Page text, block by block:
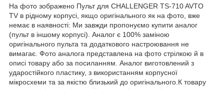
На фото зображено Пульт для CHALLENGER TS-710 AVTO
TV в рідному корпусі, якщо оригінального як на фото, вже
немає в наявності: Ми завжди пропонуємо купити аналог
(пульт в іншому корпусі). Аналог є 100% заміною
оригінального пульта та додаткового настроювання не
вимагає. Фото аналога представлена на фото стрілкою й в
описі товару або за посиланням. Аналог виготовлений з
ударостійкого пластику, з використанням корпусної
мікросхеми та за якістю близький до оригінального.К товару